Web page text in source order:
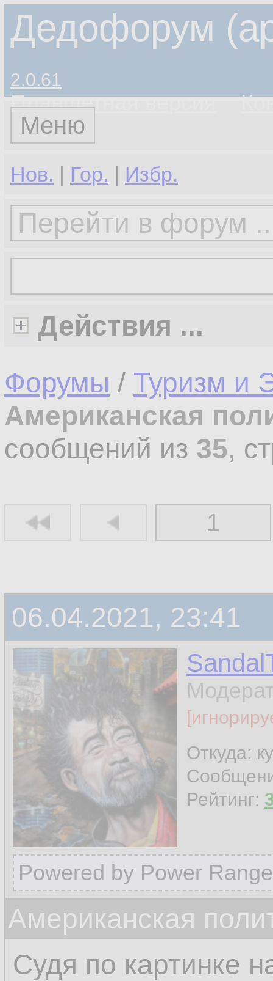
Дедофорум
2.0.61
Планшетная версия
Меню
Нов. | Гор. | Избр.
Действия ...
Форумы / Туризм и
Американская
сообщений из 35,
1
06.04.2021, 23:41
Откуда:
Рейтинг:
Powered by Power
Американская
Судя по картинке